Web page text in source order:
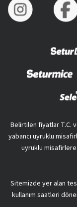
Belirtilen fiyatlar T.C.
yabancı uyruklu
uyruklu
Sitemizde yer alan
kullanım saatleri